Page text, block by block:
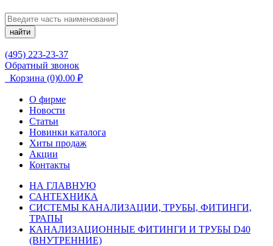
найти
(495) 223-23-37
Обратный звонок
Корзина (0)0.00 ₽
О фирме
Новости
Статьи
Новинки каталога
Хиты продаж
Акции
Контакты
НА ГЛАВНУЮ
САНТЕХНИКА
СИСТЕМЫ КАНАЛИЗАЦИИ, ТРУБЫ, ФИТИНГИ,
ТРАПЫ
КАНАЛИЗАЦИОННЫЕ ФИТИНГИ И ТРУБЫ D40
(ВНУТРЕННИЕ)